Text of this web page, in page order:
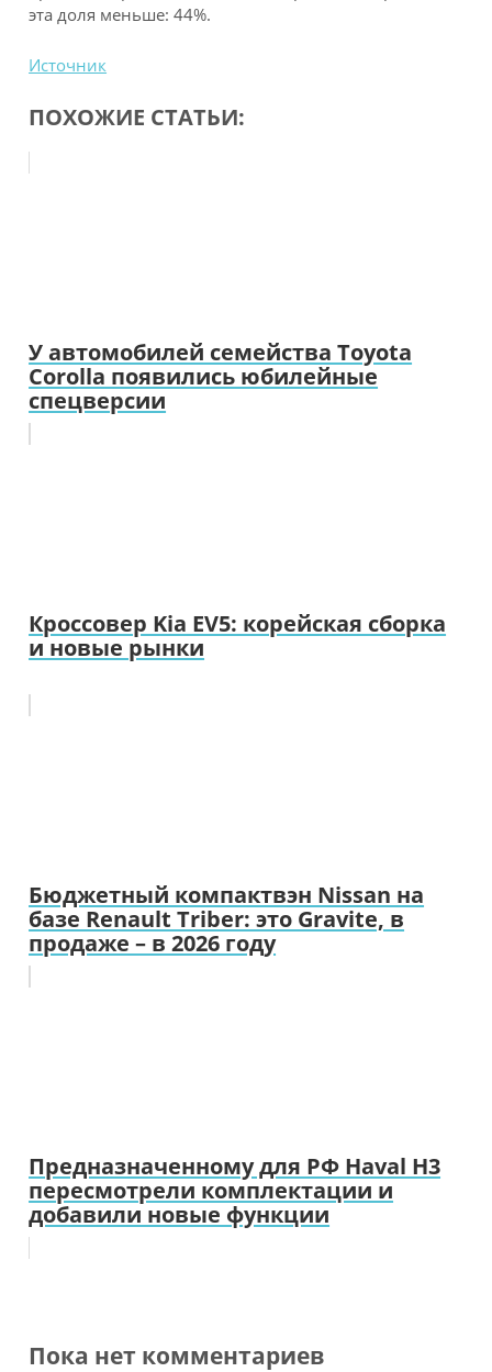
эта доля меньше: 44%.
Источник
ПОХОЖИЕ СТАТЬИ:
У автомобилей семейства Toyota
Corolla появились юбилейные
спецверсии
Кроссовер Kia EV5: корейская сборка
и новые рынки
Бюджетный компактвэн Nissan на
базе Renault Triber: это Gravite, в
продаже – в 2026 году
Предназначенному для РФ Haval H3
пересмотрели комплектации и
добавили новые функции
Пока нет комментариев